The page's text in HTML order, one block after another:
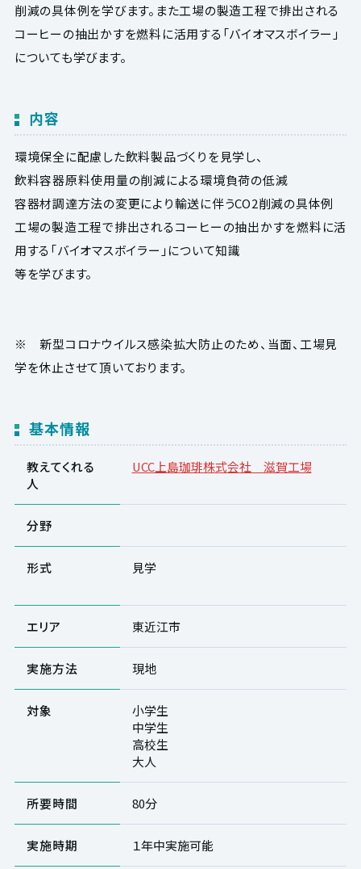
削減の具体例を学びます。また工場の製造工程で排出される
コーヒーの抽出かすを燃料に活用する「バイオマスボイラー」
についても学びます。
内容
環境保全に配慮した飲料製品づくりを見学し、
飲料容器原料使用量の削減による環境負荷の低減
容器材調達方法の変更により輸送に伴うCO2削減の具体例
工場の製造工程で排出されるコーヒーの抽出かすを燃料に活
用する「バイオマスボイラー」について知識
等を学びます。
※ 新型コロナウイルス感染拡大防止のため、当面、工場見
学を休止させて頂いております。
基本情報
教えてくれる
人
UCC上島珈琲株式会社 滋賀工場
分野
形式 見学
エリア 東近江市
実施方法 現地
対象
小学生
中学生
高校生
大人
所要時間 80分
実施時期 １年中実施可能